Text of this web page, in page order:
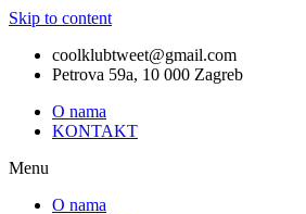
Skip to content
coolklubtweet@gmail.com
Petrova 59a, 10 000 Zagreb
O nama
KONTAKT
Menu
O nama